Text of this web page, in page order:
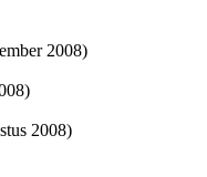
2008)
2008)